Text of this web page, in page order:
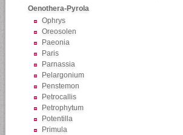
Oenothera-Pyrola
Ophrys
Oreosolen
Paeonia
Paris
Parnassia
Pelargonium
Penstemon
Petrocallis
Petrophytum
Potentilla
Primula